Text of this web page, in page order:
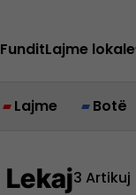
Lajme lokale
Lajme Botë
3 Artikuj